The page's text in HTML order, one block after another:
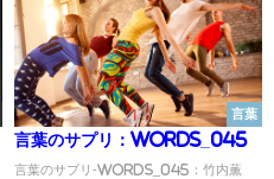
言葉
言葉のサプリ：Words_045
言葉のサプリ-Words_045：竹内薫